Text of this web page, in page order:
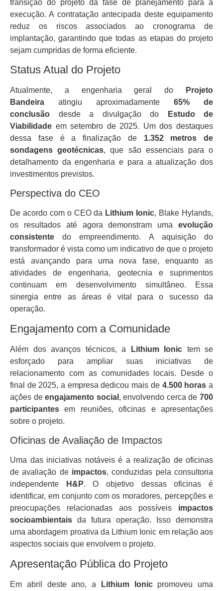
transição do projeto da fase de planejamento para a
execução. A contratação antecipada deste equipamento
reduz os riscos associados ao cronograma de
implantação, garantindo que todas as etapas do projeto
sejam cumpridas de forma eficiente.
Status Atual do Projeto
Atualmente, a engenharia geral do
Projeto
Bandeira atingiu aproximadamente 65% de
conclusão desde a divulgação do
Estudo de
Viabilidade em setembro de 2025. Um dos destaques
dessa fase é a finalização de 1.352 metros de
sondagens geotécnicas, que são essenciais para o
detalhamento da engenharia e para a atualização dos
investimentos previstos.
Perspectiva do CEO
De acordo com o CEO da Lithium Ionic, Blake Hylands,
os resultados até agora demonstram uma evolução
consistente do empreendimento. A aquisição do
transformador é vista como um indicativo de que o projeto
está avançando para uma nova fase, enquanto as
atividades de engenharia, geotecnia e suprimentos
continuam em desenvolvimento simultâneo. Essa
sinergia entre as áreas é vital para o sucesso da
operação.
Engajamento com a Comunidade
Além dos avanços técnicos, a Lithium Ionic tem se
esforçado para ampliar suas iniciativas de
relacionamento com as comunidades locais. Desde o
final de 2025, a empresa dedicou mais de 4.500 horas a
ações deengajamento social , envolvendo cerca de700
participantes em reuniões, oficinas e apresentações
sobre o projeto.
Oficinas de Avaliação de Impactos
Uma das iniciativas notáveis é a realização de oficinas
de avaliação de impactos, conduzidas pela consultoria
independente
H&P. O objetivo dessas oficinas é
identificar, em conjunto com os moradores, percepções e
preocupações relacionadas aos possíveis impactos
socioambientais da futura operação. Isso demonstra
uma abordagem proativa da Lithium Ionic em relação aos
aspectos sociais que envolvem o projeto.
Apresentação Pública do Projeto
Em abril deste ano, a Lithium Ionicpromoveu uma